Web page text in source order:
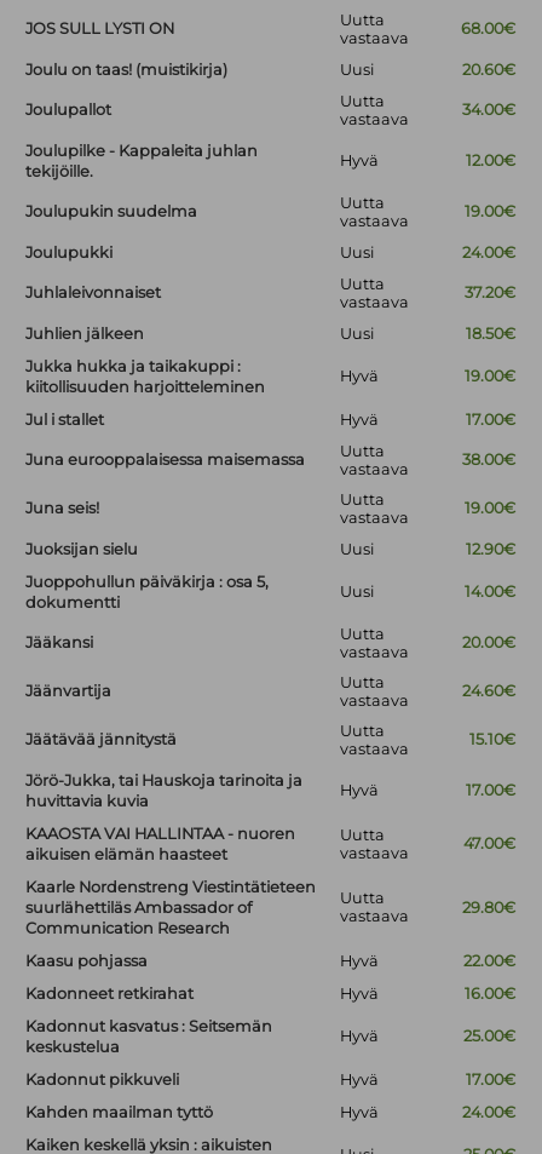
JOS SULL LYSTI ON
Uutta
vastaava
68.00€
Joulu on taas! (muistikirja) Uusi 20.60€
Joulupallot
Uutta
vastaava
34.00€
Joulupilke - Kappaleita juhlan
tekijöille.
Hyvä 12.00€
Joulupukin suudelma
Uutta
vastaava
19.00€
Joulupukki Uusi 24.00€
Juhlaleivonnaiset
Uutta
vastaava
37.20€
Juhlien jälkeen Uusi
18.50€
Jukka hukka ja taikakuppi :
kiitollisuuden harjoitteleminen
Hyvä 19.00€
Jul i stallet Hyvä 17.00€
Juna eurooppalaisessa maisemassa
Uutta
vastaava
38.00€
Juna seis!
Uutta
vastaava
19.00€
Juoksijan sielu Uusi
12.90€
Juoppohullun päiväkirja : osa 5,
dokumentti
Uusi 14.00€
Jääkansi
Uutta
vastaava
20.00€
Jäänvartija
Uutta
vastaava
24.60€
Jäätävää jännitystä
Uutta
vastaava
15.10€
Jörö-Jukka, tai Hauskoja tarinoita ja
huvittavia kuvia
Hyvä 17.00€
KAAOSTA VAI HALLINTAA - nuoren
aikuisen elämän haasteet
Uutta
vastaava
47.00€
Kaarle Nordenstreng Viestintätieteen
suurlähettiläs Ambassador of
Communication Research
Uutta
vastaava
29.80€
Kaasu pohjassa Hyvä
22.00€
Kadonneet retkirahat
Hyvä
16.00€
Kadonnut kasvatus : Seitsemän
keskustelua
Hyvä 25.00€
Kadonnut pikkuveli Hyvä
17.00€
Kahden maailman tyttö
Hyvä
24.00€
Kaiken keskellä yksin : aikuisten